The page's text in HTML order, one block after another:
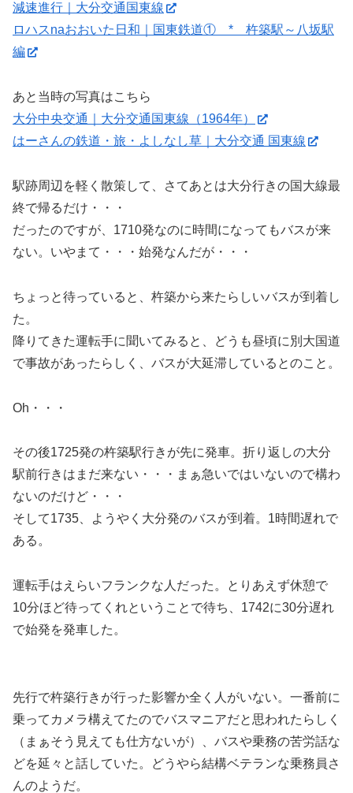
減速進行｜大分交通国東線
ロハスnaおおいた日和｜国東鉄道① * 杵築駅～八坂駅
編
あと当時の写真はこちら
大分中央交通｜大分交通国東線（1964年）
はーさんの鉄道・旅・よしなし草｜大分交通 国東線
駅跡周辺を軽く散策して、さてあとは大分行きの国大線最
終で帰るだけ・・・
だったのですが、1710発なのに時間になってもバスが来
ない。いやまて・・・始発なんだが・・・
ちょっと待っていると、杵築から来たらしいバスが到着し
た。
降りてきた運転手に聞いてみると、どうも昼頃に別大国道
で事故があったらしく、バスが大延滞しているとのこと。
Oh・・・
その後1725発の杵築駅行きが先に発車。折り返しの大分
駅前行きはまだ来ない・・・まぁ急いではいないので構わ
ないのだけど・・・
そして1735、ようやく大分発のバスが到着。1時間遅れで
ある。
運転手はえらいフランクな人だった。とりあえず休憩で
10分ほど待ってくれということで待ち、1742に30分遅れ
で始発を発車した。
先行で杵築行きが行った影響か全く人がいない。一番前に
乗ってカメラ構えてたのでバスマニアだと思われたらしく
（まぁそう見えても仕方ないが）、バスや乗務の苦労話な
どを延々と話していた。どうやら結構ベテランな乗務員さ
んのようだ。